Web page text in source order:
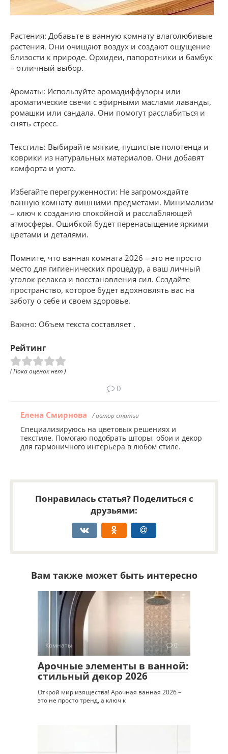
Растения: Добавьте в ванную комнату влаголюбивые
растения. Они очищают воздух и создают ощущение
близости к природе. Орхидеи, папоротники и бамбук
– отличный выбор.
Ароматы: Используйте аромадиффузоры или
ароматические свечи с эфирными маслами лаванды,
ромашки или сандала. Они помогут расслабиться и
снять стресс.
Текстиль: Выбирайте мягкие, пушистые полотенца и
коврики из натуральных материалов. Они добавят
комфорта и уюта.
Избегайте перегруженности: Не загромождайте
ванную комнату лишними предметами. Минимализм
– ключ к созданию спокойной и расслабляющей
атмосферы. Ошибкой будет перенасыщение яркими
цветами и деталями.
Помните, что ванная комната 2026 – это не просто
место для гигиенических процедур, а ваш личный
уголок релакса и восстановления сил. Создайте
пространство, которое будет вдохновлять вас на
заботу о себе и своем здоровье.
Важно: Объем текста составляет .
Рейтинг
( Пока оценок нет )
0
Елена Смирнова / автор статьи
Специализируюсь на цветовых решениях и
текстиле. Помогаю подобрать шторы, обои и декор
для гармоничного интерьера в любом стиле.
Понравилась статья? Поделиться с
друзьями:
Вам также может быть интересно
Комнаты 0
Арочные элементы в ванной:
стильный декор 2026
Открой мир изящества! Арочная ванная 2026 –
это не просто тренд, а ключ к